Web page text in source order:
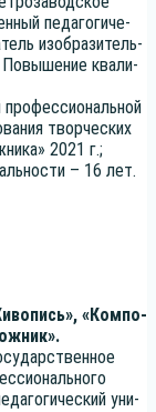
педа­го­ги­че­
изоб­ра­зи­тель­
Повы­ше­ние ква­ли­
твор­че­ских
2021 г.;
– 16 лет.
«Ком­по­
уни­